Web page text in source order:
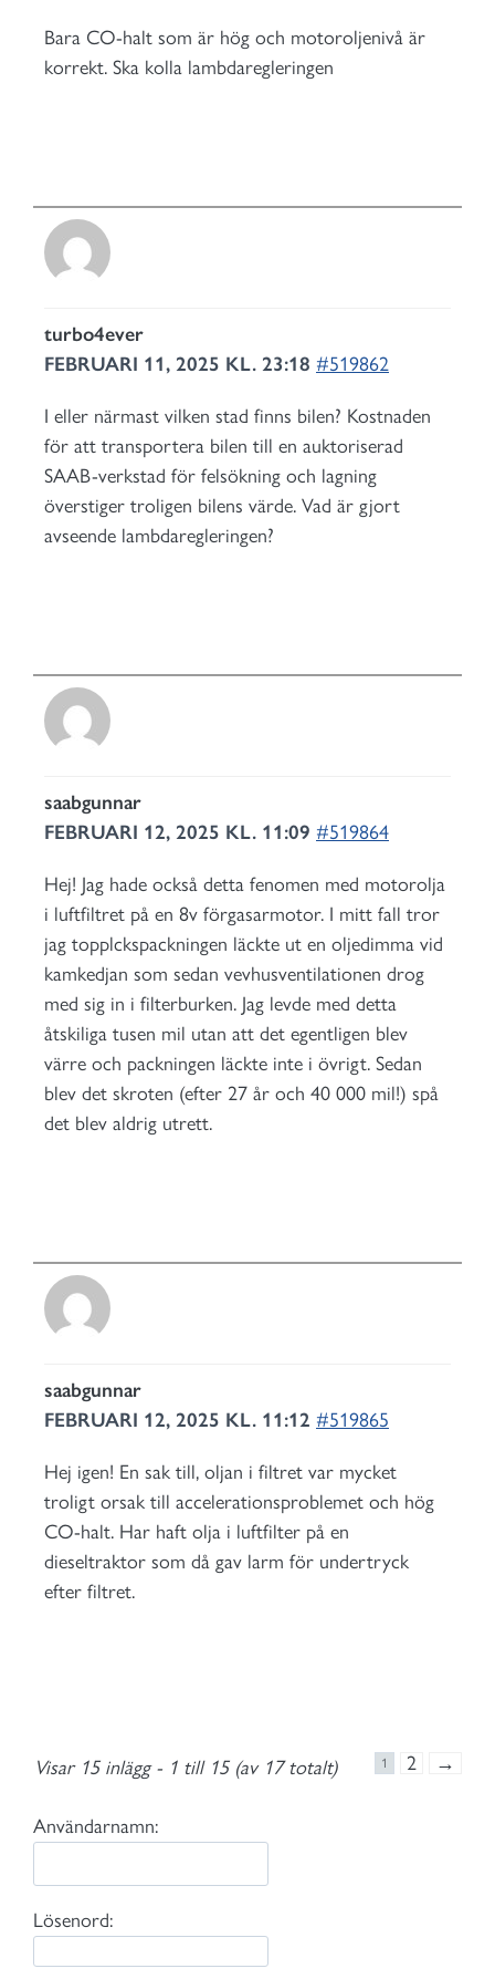
Bara CO-halt som är hög och motoroljenivå är
korrekt. Ska kolla lambdaregleringen
turbo4ever
FEBRUARI 11, 2025 KL. 23:18 #519862
I eller närmast vilken stad finns bilen? Kostnaden
för att transportera bilen till en auktoriserad
SAAB-verkstad för felsökning och lagning
överstiger troligen bilens värde. Vad är gjort
avseende lambdaregleringen?
saabgunnar
FEBRUARI 12, 2025 KL. 11:09 #519864
Hej! Jag hade också detta fenomen med motorolja
i luftfiltret på en 8v förgasarmotor. I mitt fall tror
jag topplckspackningen läckte ut en oljedimma vid
kamkedjan som sedan vevhusventilationen drog
med sig in i filterburken. Jag levde med detta
åtskiliga tusen mil utan att det egentligen blev
värre och packningen läckte inte i övrigt. Sedan
blev det skroten (efter 27 år och 40 000 mil!) spå
det blev aldrig utrett.
saabgunnar
FEBRUARI 12, 2025 KL. 11:12 #519865
Hej igen! En sak till, oljan i filtret var mycket
troligt orsak till accelerationsproblemet och hög
CO-halt. Har haft olja i luftfilter på en
dieseltraktor som då gav larm för undertryck
efter filtret.
Visar 15 inlägg - 1 till 15 (av 17 totalt) 1 2 →
Användarnamn:
Lösenord: